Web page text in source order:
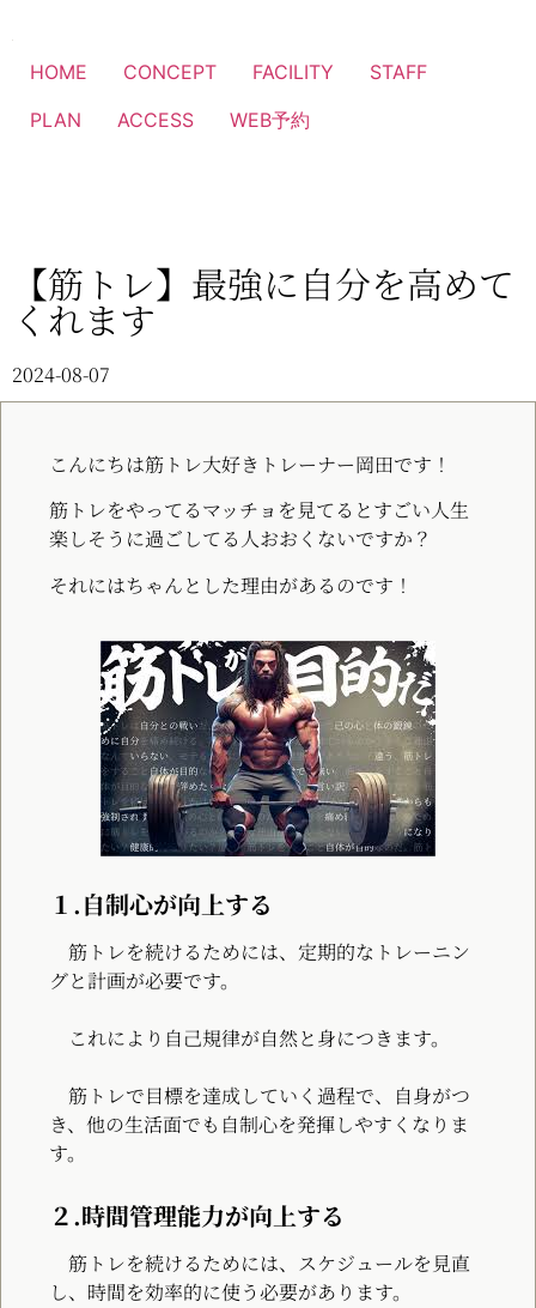
HOME CONCEPT FACILITY
STAFF
PLAN
ACCESS WEB予約
【筋トレ】最強に自分を高めて
くれます
2024-08-07
こんにちは筋トレ大好きトレーナー岡田です！
筋トレをやってるマッチョを見てるとすごい人生
楽しそうに過ごしてる人おおくないですか？
それにはちゃんとした理由があるのです！
１.自制心が向上する
筋トレを続けるためには、定期的なトレーニン
グと計画が必要です。
これにより自己規律が自然と身につきます。
筋トレで目標を達成していく過程で、自身がつ
き、他の生活面でも自制心を発揮しやすくなりま
す。
２.時間管理能力が向上する
筋トレを続けるためには、スケジュールを見直
し、時間を効率的に使う必要があります。